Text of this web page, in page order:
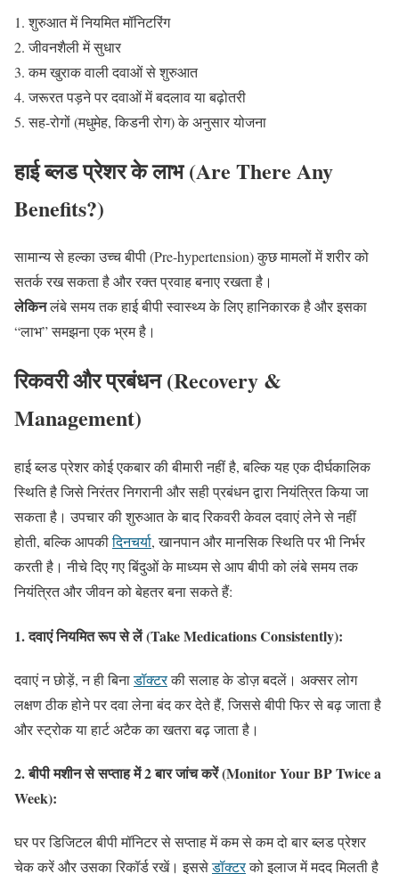
शुरुआत में नियमित मॉनिटरिंग
जीवनशैली में सुधार
कम खुराक वाली दवाओं से शुरुआत
जरूरत पड़ने पर दवाओं में बदलाव या बढ़ोतरी
सह-रोगों (मधुमेह, किडनी रोग) के अनुसार योजना
हाई ब्लड प्रेशर के लाभ (Are There Any
Benefits?)
सामान्य से हल्का उच्च बीपी (Pre-hypertension) कुछ मामलों में शरीर को
सतर्क रख सकता है और रक्त प्रवाह बनाए रखता है।
लेकिनलंबे समय तक हाई बीपी स्वास्थ्य के लिए हानिकारक है और इसका
“लाभ” समझना एक भ्रम है।
रिकवरी और प्रबंधन (Recovery &
Management)
हाई ब्लड प्रेशर कोई एकबार की बीमारी नहीं है, बल्कि यह एक दीर्घकालिक
स्थिति है जिसे निरंतर निगरानी और सही प्रबंधन द्वारा नियंत्रित किया जा
सकता है। उपचार की शुरुआत के बाद रिकवरी केवल दवाएं लेने से नहीं
होती, बल्कि आपकीदिनचर्या, खानपान और मानसिक स्थिति पर भी निर्भर
करती है। नीचे दिए गए बिंदुओं के माध्यम से आप बीपी को लंबे समय तक
नियंत्रित और जीवन को बेहतर बना सकते हैं:
1.दवाएं नियमित रूप से लें (Take Medications Consistently):
दवाएं न छोड़ें, न ही बिनाडॉक्टरकी सलाह के डोज़ बदलें। अक्सर लोग
लक्षण ठीक होने पर दवा लेना बंद कर देते हैं, जिससे बीपी फिर से बढ़ जाता है
और स्ट्रोक या हार्ट अटैक का खतरा बढ़ जाता है।
2.बीपी मशीन से सप्ताह में 2 बार जांच करें (Monitor Your BP Twice a
Week):
घर पर डिजिटल बीपी मॉनिटर से सप्ताह में कम से कम दो बार ब्लड प्रेशर
चेक करें और उसका रिकॉर्ड रखें। इससेडॉक्टरको इलाज में मदद मिलती है